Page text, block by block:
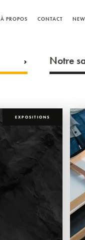
À PROPOS CONTACT
Notre
EXPOSITIONS